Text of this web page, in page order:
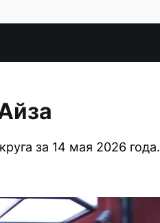
за 14 мая 2026 года.